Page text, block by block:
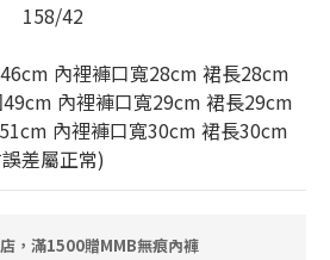
158/42
內裡褲口寬28cm 裙長28cm
內裡褲口寬29cm 裙長29cm
內裡褲口寬30cm 裙長30cm
差屬正常)
，滿1500贈MMB無痕內褲